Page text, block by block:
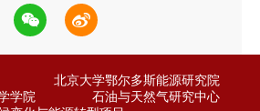
北京大学鄂尔多斯能源研究院
学院
石油与天然气研究中心